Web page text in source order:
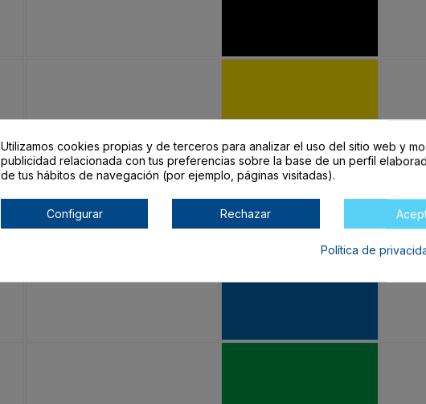
Utilizamos cookies propias y de terceros para analizar el uso del sitio web y
publicidad relacionada con tus preferencias sobre la base de un perfil
de tus hábitos de navegación (por ejemplo, páginas visitadas).
Configurar Rechazar
Política de